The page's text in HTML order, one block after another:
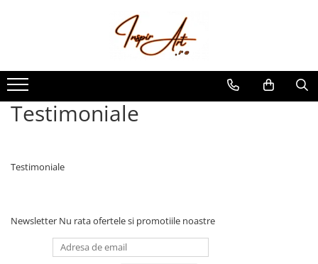
AGENDE
BLOCNOTES/MEMO PADS/
NOTEPADS
Testimoniale
Testimoniale
Newsletter Nu rata ofertele si promotiile noastre